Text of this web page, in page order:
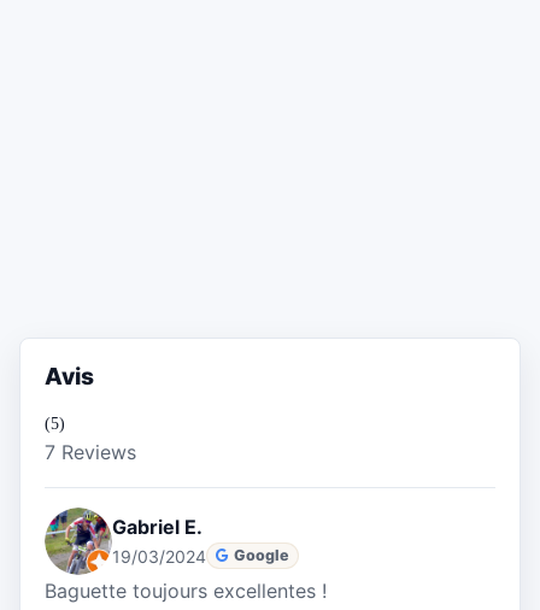
Avis
(5)
7 Reviews
Gabriel E.
19/03/2024 Google
Baguette toujours excellentes !